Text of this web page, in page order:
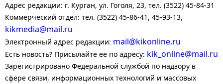
Адрес редакции: г. Курган, ул. Гоголя, 23, тел. (3522) 45-84-31
Коммерческий отдел: тел. (3522) 45-86-41, 45-93-13,
kikmedia@mail.ru
Электронный адрес редакции: mail@kikonline.ru
Есть новость? Присылайте ее по адресу: kik_online@mail.ru
Зарегистрировано Федеральной службой по надзору в
сфере связи, информационных технологий и массовых